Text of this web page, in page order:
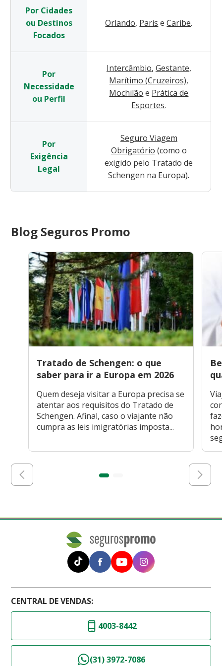
Por Cidades
ou Destinos
Focados
Orlando, Paris e Caribe.
Por
Necessidade
ou Perfil
Intercâmbio, Gestante,
Marítimo (Cruzeiros),
Mochilão e Prática de
Esportes.
Por
Exigência
Legal
Seguro Viagem
Obrigatório (como o
exigido pelo Tratado de
Schengen na Europa).
Blog Seguros Promo
Tratado de Schengen: o que
saber para ir a Europa em 2026
Quem deseja visitar a Europa precisa se
atentar aos requisitos do Tratado de
Schengen. Afinal, caso o viajante não
cumpra as leis imigratórias imposta...
CENTRAL DE VENDAS:
4003-8442
(31) 3972-7086